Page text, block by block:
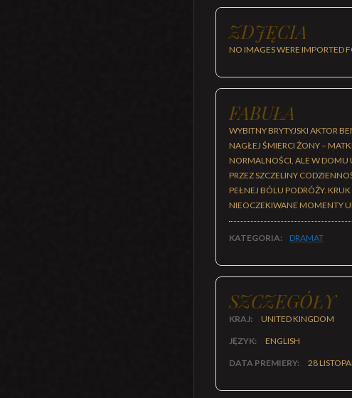
ZDJĘCIA
NO IMAGES WERE IMPORTED
FABUŁA
WYBITNY BRYTYJSKI AKTOR
NAGŁEJ ŚMIERCI ŻONY –
NORMALNOŚCI, ALE W DOMU
PRZEZ SZCZELINY
PEŁNEJ BÓLU PODRÓŻY.
NIEOCZEKIWANE MOMENTY
KATEGORIA: DRAMAT
SZCZEGÓŁY
KRAJ: UNITED KINGDOM
JĘZYK: ENGLISH
DATA PREMIERY: 28